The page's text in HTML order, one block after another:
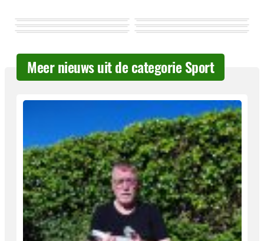
Meer nieuws uit de categorie Sport